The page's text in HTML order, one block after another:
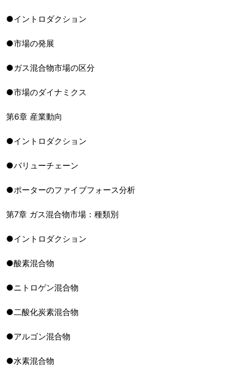
●イントロダクション
●市場の発展
●ガス混合物市場の区分
●市場のダイナミクス
第6章 産業動向
●イントロダクション
●バリューチェーン
●ポーターのファイブフォース分析
第7章 ガス混合物市場：種類別
●イントロダクション
●酸素混合物
●ニトロゲン混合物
●二酸化炭素混合物
●アルゴン混合物
●水素混合物